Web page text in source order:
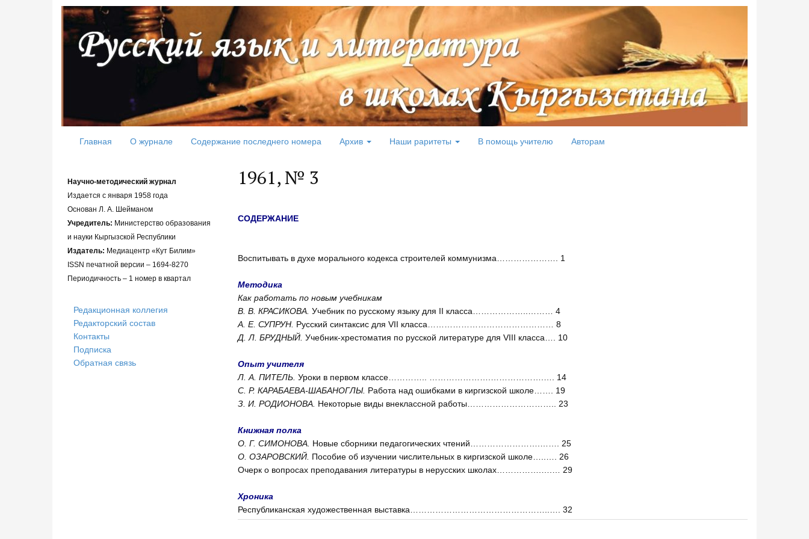
Главная О журнале Содержание последнего номера Архив Наши раритеты В помощь учителю Авторам
1961, № 3
СОДЕРЖАНИЕ
Воспитывать в духе морального кодекса строителей коммунизма…………………. 1
Методика
Как работать по новым учебникам
В. В. КРАСИКОВА. Учебник по русскому языку для II класса………………..……… 4
А. Е. СУПРУН. Русский синтаксис для VII класса……………………………………… 8
Д. Л. БРУДНЫЙ. Учебник-хрестоматия по русской литературе для VIII класса…. 10
Опыт учителя
Л. А. ПИТЕЛЬ. Уроки в первом классе………….. ………………….……………….…. 14
С. Р. КАРАБАЕВА-ШАБАНОГЛЫ. Работа над ошибками в киргизской школе……. 19
З. И. РОДИОНОВА. Некоторые виды внеклассной работы………………………….. 23
Книжная полка
О. Г. СИМОНОВА. Новые сборники педагогических чтений…………………….……. 25
О. ОЗАРОВСКИЙ. Пособие об изучении числительных в киргизской школе…..…. 26
Очерк о вопросах преподавания литературы в нерусских школах…………….….… 29
Хроника
Республиканская художественная выставка…………………………………………..…. 32
Научно-методический журнал
Издается с января 1958 года
Основан Л. А. Шейманом
Учредитель: Министерство образования
и науки Кыргызской Республики
Издатель: Медиацентр «Кут Билим»
ISSN печатной версии – 1694-8270
Периодичность – 1 номер в квартал
Редакционная коллегия
Редакторский состав
Контакты
Подписка
Обратная связь